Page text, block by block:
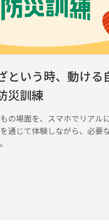
という時、動ける
災訓練
の場面を、スマホでリアル
通じて体験しながら、必要